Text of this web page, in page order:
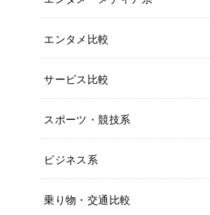
エンタメ比較
サービス比較
スポーツ・競技系
ビジネス系
乗り物・交通比較